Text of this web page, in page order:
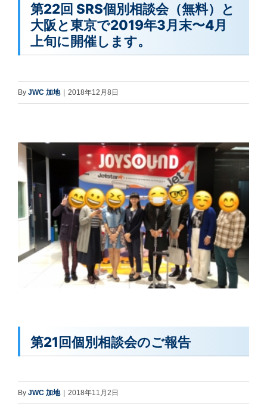
第22回 SRS個別相談会（無料）と
大阪と東京で2019年3月末〜4月
上旬に開催します。
By JWC 加地 | 2018年12月8日
第21回個別相談会のご報告
By JWC 加地 2018年11月2日